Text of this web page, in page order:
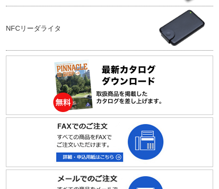
NFCリーダライタ